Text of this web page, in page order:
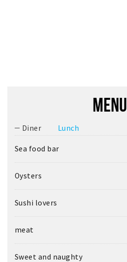
MENU
Diner Lunch
Sea food bar
Oysters
Sushi lovers
meat
Sweet and naughty